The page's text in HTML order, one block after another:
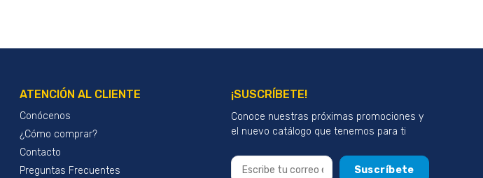
ATENCIÓN AL CLIENTE
Conócenos
¿Cómo comprar?
Contacto
Preguntas Frecuentes
¡SUSCRÍBETE!
Conoce nuestras próximas promociones y
el nuevo catálogo que tenemos para ti
Suscríbete